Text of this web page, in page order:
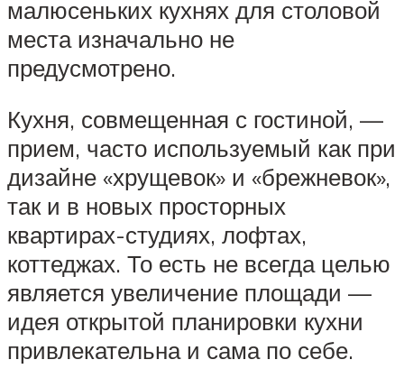
малюсеньких кухнях для столовой
места изначально не
предусмотрено.
Кухня, совмещенная с гостиной, —
прием, часто используемый как при
дизайне «хрущевок» и «брежневок»,
так и в новых просторных
квартирах-студиях, лофтах,
коттеджах. То есть не всегда целью
является увеличение площади —
идея открытой планировки кухни
привлекательна и сама по себе.